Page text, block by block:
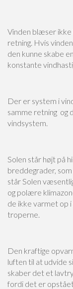
Vinden blæser ikke
retning. Hvis
den kunne skabe
konstante
Der er system i
samme retning og
vindsystem.
Solen står højt på
breddegrader,
står Solen
og polære
de ikke varmet op
troperne.
Den kraftige
luften til at udvide
skaber det et
fordi det er